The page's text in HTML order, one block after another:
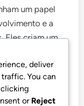
um papel
e a
Eles criam um
os
poderiam,
levar a um
deliver
You can
or Reject